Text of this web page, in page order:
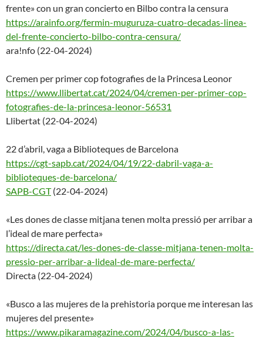
frente» con un gran concierto en Bilbo contra la censura
https://arainfo.org/fermin-muguruza-cuatro-decadas-linea-
del-frente-concierto-bilbo-contra-censura/
ara!nfo (22-04-2024)
Cremen per primer cop fotografies de la Princesa Leonor
https://www.llibertat.cat/2024/04/cremen-per-primer-cop-
fotografies-de-la-princesa-leonor-56531
Llibertat (22-04-2024)
22 d’abril, vaga a Biblioteques de Barcelona
https://cgt-sapb.cat/2024/04/19/22-dabril-vaga-a-
biblioteques-de-barcelona/
SAPB-CGT(22-04-2024)
«Les dones de classe mitjana tenen molta pressió per arribar a
l’ideal de mare perfecta»
https://directa.cat/les-dones-de-classe-mitjana-tenen-molta-
pressio-per-arribar-a-lideal-de-mare-perfecta/
Directa (22-04-2024)
«Busco a las mujeres de la prehistoria porque me interesan las
mujeres del presente»
https://www.pikaramagazine.com/2024/04/busco-a-las-